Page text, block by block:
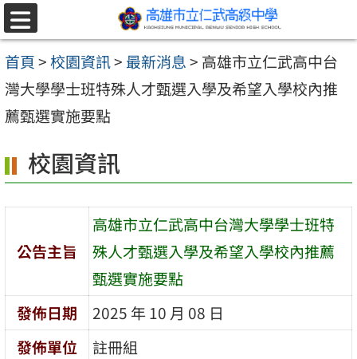
跳至主要內容區
選
單
首頁>校園資訊> 最新消息> 高雄市立仁武高中台
灣大學學士班特殊人才甄選入學及希望入學校內推
薦甄選實施要點
校園資訊
公告主旨
高雄市立仁武高中台灣大學學士班特
殊人才甄選入學及希望入學校內推薦
甄選實施要點
發佈日期
2025 年 10 月 08 日
發佈單位
註冊組